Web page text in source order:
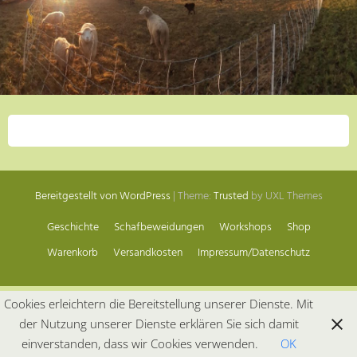
Bereitgestellt von WordPress|Theme:Trusted by UXL Themes
Geschichte
Schafbeweidungen Workshops
Shop
Warenkorb
Versandkosten Impressum/Datenschutz
Cookies erleichtern die Bereitstellung unserer Dienste. Mit
der Nutzung unserer Dienste erklären Sie sich damit
einverstanden, dass wir Cookies verwenden.
OK